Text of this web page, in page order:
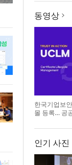
동영상
한국기업보
몰 등록… 공
인기 사진